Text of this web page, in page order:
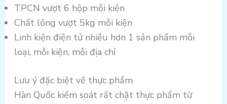
TPCN vượt 6 hộp mỗi kiện
Chất lỏng vượt 5kg mỗi kiện
Linh kiện điện tử nhiều hơn 1 sản phẩm mỗi
loại, mỗi kiện, mỗi địa chỉ
Lưu ý đặc biệt về thực phẩm
Hàn Quốc kiểm soát rất chặt thực phẩm từ